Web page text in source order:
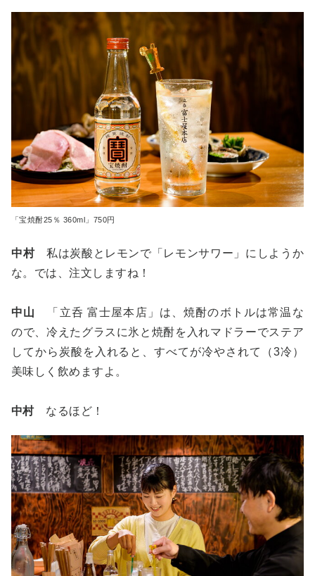
「宝焼酎25％ 360ml」750円
中村私は炭酸とレモンで「レモンサワー」にしようか
な。では、注文しますね！
中山
「立呑 富士屋本店」は、焼酎のボトルは常温な
ので、冷えたグラスに氷と焼酎を入れマドラーでステア
してから炭酸を入れると、すべてが冷やされて（3冷）
美味しく飲めますよ。
中村なるほど！